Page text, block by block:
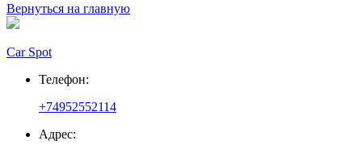
Вернуться на главную
Car Spot
Телефон:
+74952552114
Адрес: